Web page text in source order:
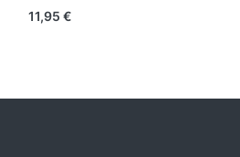
11,95 €